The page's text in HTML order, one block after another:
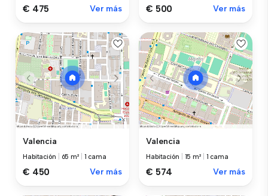
€ 475 Ver más € 500 Ver más
Valencia
Habitación 65 m² 1 cama
€ 450 Ver más
Valencia
Habitación 15 m² 1 cama
€ 574 Ver más